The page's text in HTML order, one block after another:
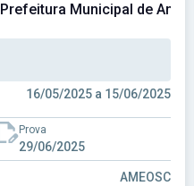
Municipal de
16/05/2025 a 15/06/2025
Prova
29/06/2025
AMEOSC